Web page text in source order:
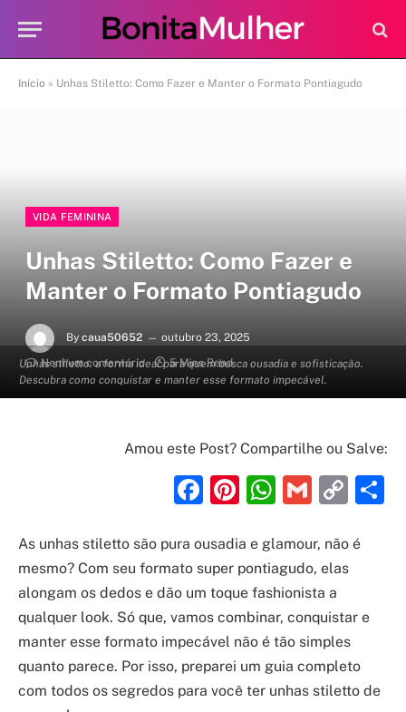
Início » Unhas Stiletto: Como Fazer e Manter o Formato Pontiagudo
Unhas stiletto: a forma ideal para quem busca ousadia e sofisticação.
Descubra como conquistar e manter esse formato impecável.
VIDA FEMININA
Unhas Stiletto: Como Fazer e
Manter o Formato Pontiagudo
By caua50652
outubro 23, 2025
Nenhum comentário
5 Mins Read
Amou este Post? Compartilhe ou Salve:
Facebook
Pinterest
Gmail
As unhas stiletto são pura ousadia e glamour, não é
mesmo? Com seu formato super pontiagudo, elas
alongam os dedos e dão um toque fashionista a
qualquer look. Só que, vamos combinar, conquistar e
manter esse formato impecável não é tão simples
quanto parece. Por isso, preparei um guia completo
com todos os segredos para você ter unhas stiletto de